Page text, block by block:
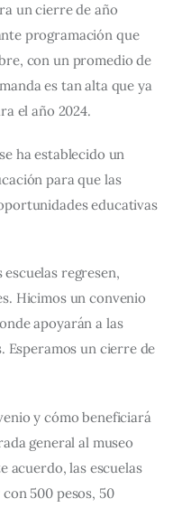
un cierre de año
programación que
con un promedio de
es tan alta que ya
el año 2024.
ha establecido un
para que las
educativas
escuelas regresen,
Hicimos un convenio
apoyarán a las
Esperamos un cierre de
y cómo beneficiará
general al museo
acuerdo, las escuelas
500 pesos, 50